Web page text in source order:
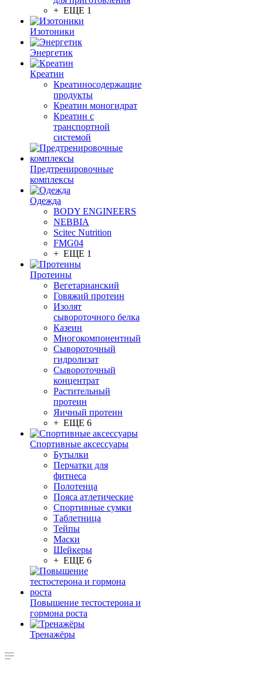
+ ЕЩЕ 1
Изотоники
Энергетик
Креатин
Креатиносодержащие
продукты
Креатин моногидрат
Креатин с
транспортной
системой
Предтренировочные
комплексы
Одежда
BODY ENGINEERS
NEBBIA
Scitec Nutrition
FMG04
+ ЕЩЕ 1
Протеины
Вегетарианский
Говяжий протеин
Изолят
сывороточного белка
Казеин
Многокомпонентный
Сывороточный
гидролизат
Сывороточный
концентрат
Растительный
протеин
Яичный протеин
+ ЕЩЕ 6
Спортивные аксессуары
Бутылки
Перчатки для
фитнеса
Полотенца
Пояса атлетические
Спортивные сумки
Таблетница
Тейпы
Маски
Шейкеры
+ ЕЩЕ 6
Повышение тестостерона и
гормона роста
Тренажёры